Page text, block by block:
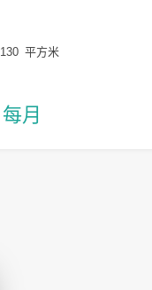
130 平方米
每月